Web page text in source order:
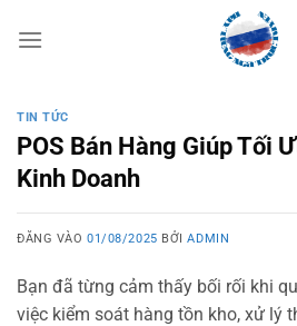
qua
TIN TỨC
POS Bán Hàng Giúp Tối
Kinh Doanh
ĐĂNG VÀO01/08/2025 BỞIADMIN
Bạn đã từng cảm thấy bối rối khi
việc kiểm soát hàng tồn kho, xử lý